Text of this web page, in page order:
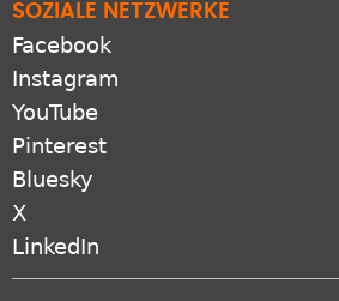
SOZIALE NETZWERKE
Facebook
Instagram
YouTube
Pinterest
Bluesky
X
LinkedIn